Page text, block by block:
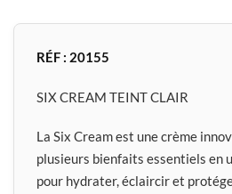
RÉF : 20155
SIX CREAM TEINT CLAIR
La Six Cream est une crème
plusieurs bienfaits essentiels en
pour hydrater, éclaircir et